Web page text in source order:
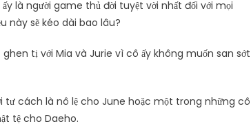
là người game thủ đời tuyệt vời nhất đối với mọi
này sẽ kéo dài bao lâu?
ghen tị với Mia và Jurie vì cô ấy không muốn san sớt
tư cách là nô lệ cho June hoặc một trong những cô
tệ cho Daeho.